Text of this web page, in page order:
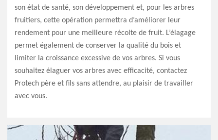
son état de santé, son développement et, pour les arbres
fruitiers, cette opération permettra d’améliorer leur
rendement pour une meilleure récolte de fruit. L’élagage
permet également de conserver la qualité du bois et
limiter la croissance excessive de vos arbres. Si vous
souhaitez élaguer vos arbres avec efficacité, contactez
Protech père et fils sans attendre, au plaisir de travailler
avec vous.